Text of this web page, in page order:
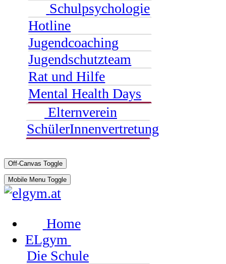
Schulpsychologie
Hotline
Jugendcoaching
Jugendschutzteam
Rat und Hilfe
Mental Health Days
Elternverein
SchülerInnenvertretung
Off-Canvas Toggle
Mobile Menu Toggle
Home
ELgym
Die Schule